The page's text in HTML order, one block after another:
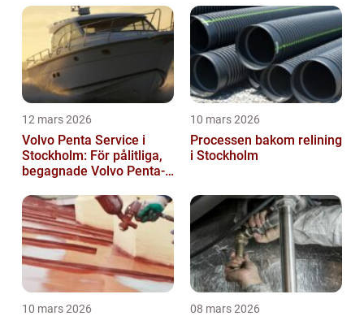
12 mars 2026
Volvo Penta Service i
Stockholm: För pålitliga,
begagnade Volvo Penta-
10 mars 2026
Processen bakom relining
i Stockholm
10 mars 2026 08 mars 2026